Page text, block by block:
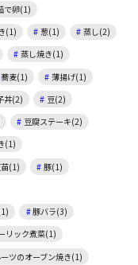
で卵(1)
(1) 葱(1)
蒸し(2)
蒸し焼き(1)
蕎麦(1)
薄揚げ(1)
丼(2)
豆(2)
豆腐ステーキ(2)
(1)
(1)
豚(1)
豚バラ(3)
リック煮菜(1)
ツのオーブン焼き(1)